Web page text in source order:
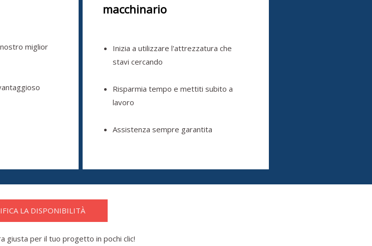
miglior
macchinario
Inizia a utilizzare l'attrezzatura che
stavi cercando
Risparmia tempo e mettiti subito a
lavoro
Assistenza sempre garantita
LA DISPONIBILITÀ
giusta per il tuo progetto in pochi clic!